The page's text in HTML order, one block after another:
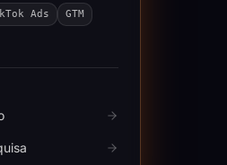
Ads
GTM